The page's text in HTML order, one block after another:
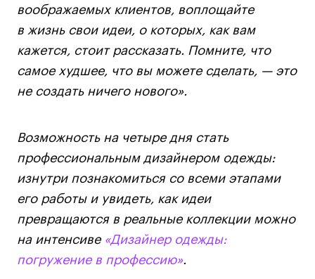
воображаемых клиентов, воплощайте
в жизнь свои идеи, о которых, как вам
кажется, стоит рассказать. Помните, что
самое худшее, что вы можете сделать, — это
не создать ничего нового».
Возможность на четыре дня стать
профессиональным дизайнером одежды:
изнутри познакомиться со всеми этапами
его работы и увидеть, как идеи
превращаются в реальные коллекции можно
на интенсиве «Дизайнер одежды:
погружение в профессию».